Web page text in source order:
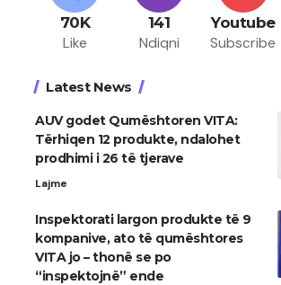
70K
Like
141
Ndiqni
Youtube
Subscribe
Latest News
AUV godet Qumështoren VITA:
Tërhiqen 12 produkte, ndalohet
prodhimi i 26 të tjerave
Lajme
Inspektorati largon produkte të 9
kompanive, ato të qumështores
VITA jo – thonë se po
“inspektojnë” ende